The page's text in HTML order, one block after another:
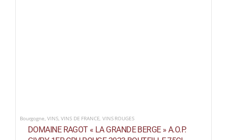
Bourgogne,VINS,VINS DE FRANCE,VINS ROUGES
DOMAINE RAGOT « LA GRANDE BERGE » A.O.P.